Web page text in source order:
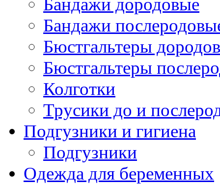
Бандажи дородовые
Бандажи
Бюстгальтеры
Бюстгальтеры
Колготки
Трусики до и
Подгузники и гигиена
Подгузники
Одежда для беременных